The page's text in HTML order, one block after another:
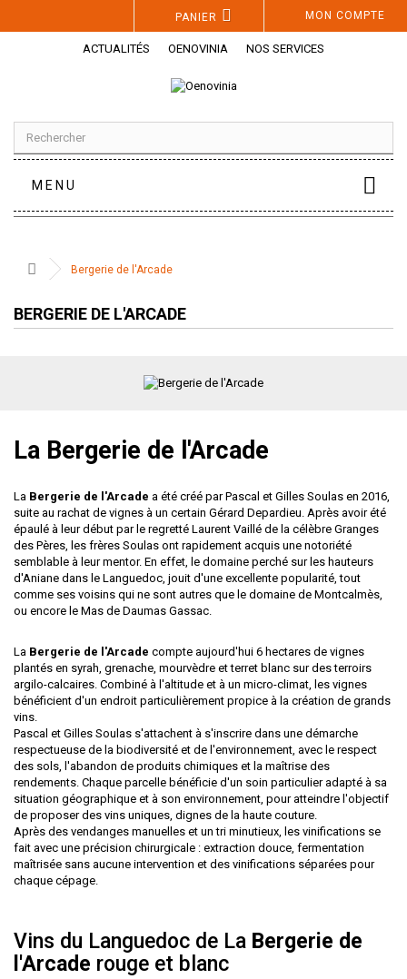
MON COMPTE
PANIER
ACTUALITÉS OENOVINIA NOS SERVICES
MENU
Bergerie de l'Arcade
BERGERIE DE L'ARCADE
La Bergerie de l'Arcade
La Bergerie de l'Arcade a été créé par Pascal et Gilles Soulas en 2016,
suite au rachat de vignes à un certain Gérard Depardieu. Après avoir été
épaulé à leur début par le regretté Laurent Vaillé de la célèbre Granges
des Pères, les frères Soulas ont rapidement acquis une notoriété
semblable à leur mentor. En effet, le domaine perché sur les hauteurs
d'Aniane dans le Languedoc, jouit d'une excellente popularité, tout
comme ses voisins qui ne sont autres que le domaine de Montcalmès,
ou encore le Mas de Daumas Gassac
La Bergerie de l'Arcade compte aujourd'hui 6 hectares de vignes
plantés en syrah, grenache, mourvèdre et terret blanc sur des terroirs
argilo-calcaires. Combiné à l'altitude et à un micro-climat, les vignes
bénéficient d'un endroit particulièrement propice à la création de grands
vins.
Pascal et Gilles Soulas s'attachent à s'inscrire dans une démarche
respectueuse de la biodiversité et de l'environnement, avec le respect
des sols, l'abandon de produits chimiques et la maîtrise des
rendements. Chaque parcelle bénéficie d'un soin particulier adapté à sa
situation géographique et à son environnement, pour atteindre l'objectif
de proposer des vins uniques, dignes de la haute couture.
Après des vendanges manuelles et un tri minutieux, les vinifications se
fait avec une précision chirurgicale : extraction douce, fermentation
maîtrisée sans aucune intervention et des vinifications séparées pour
chaque cépage.
Vins du Languedoc de La Bergerie de
l'Arcade rouge et blanc